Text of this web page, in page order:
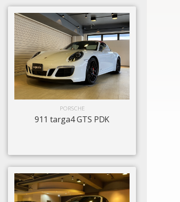
PORSCHE
911 targa4 GTS PDK